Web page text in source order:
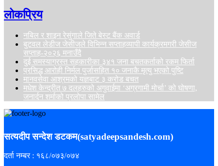
लोकप्रिय
नबिल र शाइन रेसुंगाले जिते बेस्ट बैंक अवार्ड
बुटवल लेडीज जेसीजले विभिन्न सप्ताहव्यापी कार्यक्रमगरी जेसीज
सप्ताह-२०२६ मनाउँदै
दुई समस्याग्रस्त सहकारीका ३४१ जना बचतकर्ताको रकम फिर्ता
प्रसिद्ध आरोही निर्मल पुर्जासहित १० जनाकै मृत्यु भएको पुष्टि
मानवसेवा आश्रमको यज्ञबाट ३ करोड बचत
मधेश केन्द्रीत ७ दलहरुको अगुवाईमा ‘अग्रगामी मोर्चा’ को घोषणा,
जनार्दन शर्माको प्रलोपा सामेल
सत्यदीप सन्देश डटकम(satyadeepsandesh.com)
दर्ता नम्बर : १६८/०७३/०७४